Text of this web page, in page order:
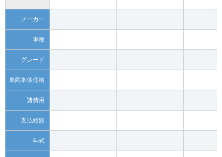
メーカー
車種
グレード
車両本体価格
諸費用
支払総額
年式